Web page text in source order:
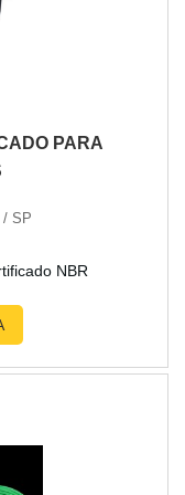
ótima qualidade
de grande valia
da empresa.É
e durabilidade dos
substituições
poupar gastos
em uma
de qualidade.
personalizado;
área de atuação;
o resultado final.A
New
PARA
SP
NBR